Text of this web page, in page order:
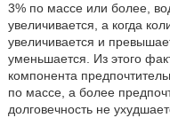
3% по массе или более,
увеличивается, а когда
увеличивается и
уменьшается. Из этого
компонента
по массе, а более
долговечность не